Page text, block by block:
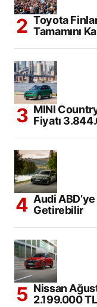
Toyota
Tamamını
MINI
Fiyatı
Audi
Getirebilir
Nissan
2.199.000